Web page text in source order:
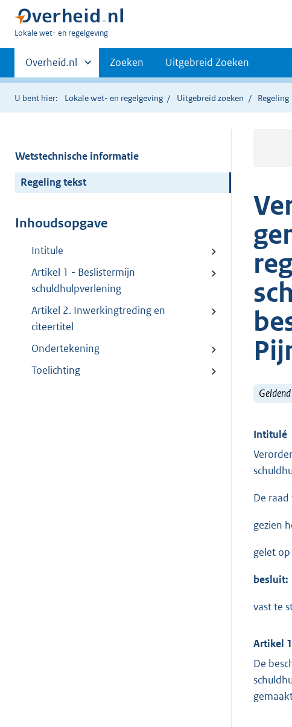
U
hier:
Lokale wet- en regelgeving
Primaire
navigatie
Andere
sites
binnen
Overheid.nl Zoeken Uitgebreid Zoeken
U bent hier: Lokale wet- en regelgeving Uitgebreid zoeken Regeling
Wetstechnische informatie
Regeling tekst
Inhoudsopgave
Intitule
Artikel 1 - Beslistermijn
schuldhulpverlening
Artikel 2. Inwerkingtreding en
citeertitel
Ondertekening
Toelichting
Intitulé
De
gezien
gelet
besluit:
vast te
Artikel
De